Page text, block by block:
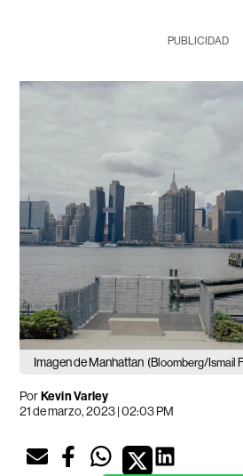
PUBLICIDAD
Imagen de Manhattan (Bloomberg/Ismail
PorKevin Varley
21 de marzo, 2023 | 02:03 PM